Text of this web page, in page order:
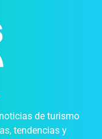
de turismo
tendencias y